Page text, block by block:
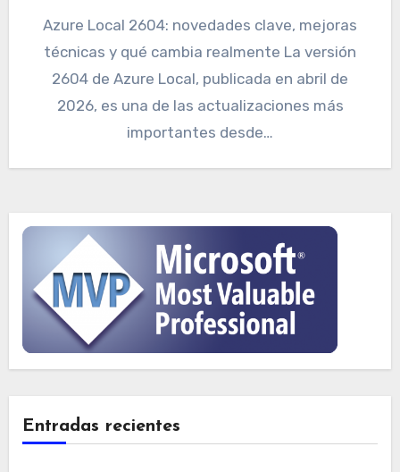
Azure Local 2604: novedades clave, mejoras
técnicas y qué cambia realmente La versión
2604 de Azure Local, publicada en abril de
2026, es una de las actualizaciones más
importantes desde…
Entradas recientes